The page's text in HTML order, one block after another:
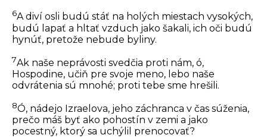
6A diví osli budú stáť na holých miestach vysokých,
budú lapať a hltať vzduch jako šakali, ich oči budú
hynúť, pretože nebude byliny.
7Ak naše neprávosti svedčia proti nám, ó,
Hospodine, učiň pre svoje meno, lebo naše
odvrátenia sú mnohé; proti tebe sme hrešili.
8Ó, nádejo Izraelova, jeho záchranca v čas súženia,
prečo máš byť ako pohostín v zemi a jako
pocestný, ktorý sa uchýlil prenocovať?